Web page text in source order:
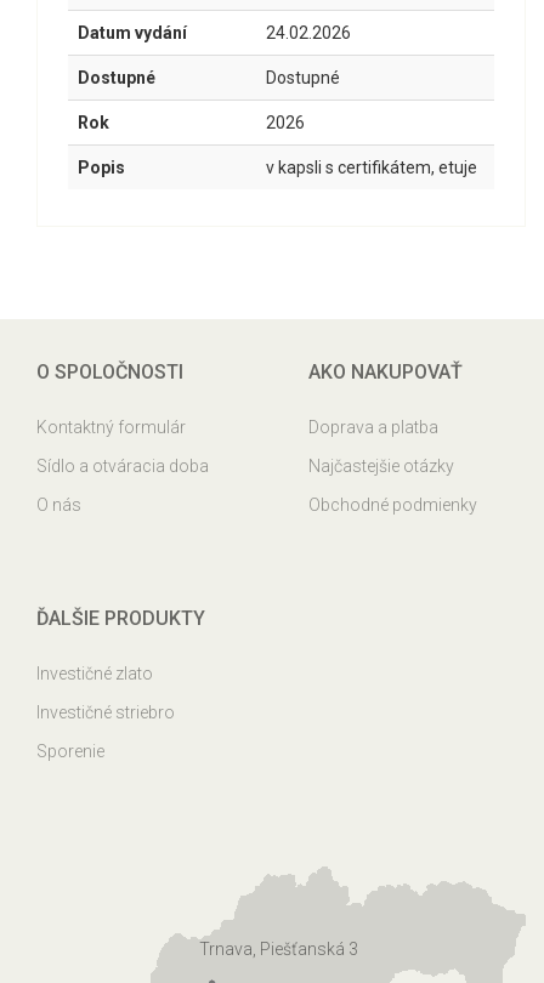
Datum vydání 24.02.2026
Dostupné Dostupné
Rok 2026
Popis v kapsli s certifikátem, etuje
O SPOLOČNOSTI
Kontaktný formulár
Sídlo a otváracia doba
O nás
AKO NAKUPOVAŤ
Doprava a platba
Najčastejšie otázky
Obchodné podmienky
ĎALŠIE PRODUKTY
Investičné zlato
Investičné striebro
Sporenie
Trnava, Piešťanská 3